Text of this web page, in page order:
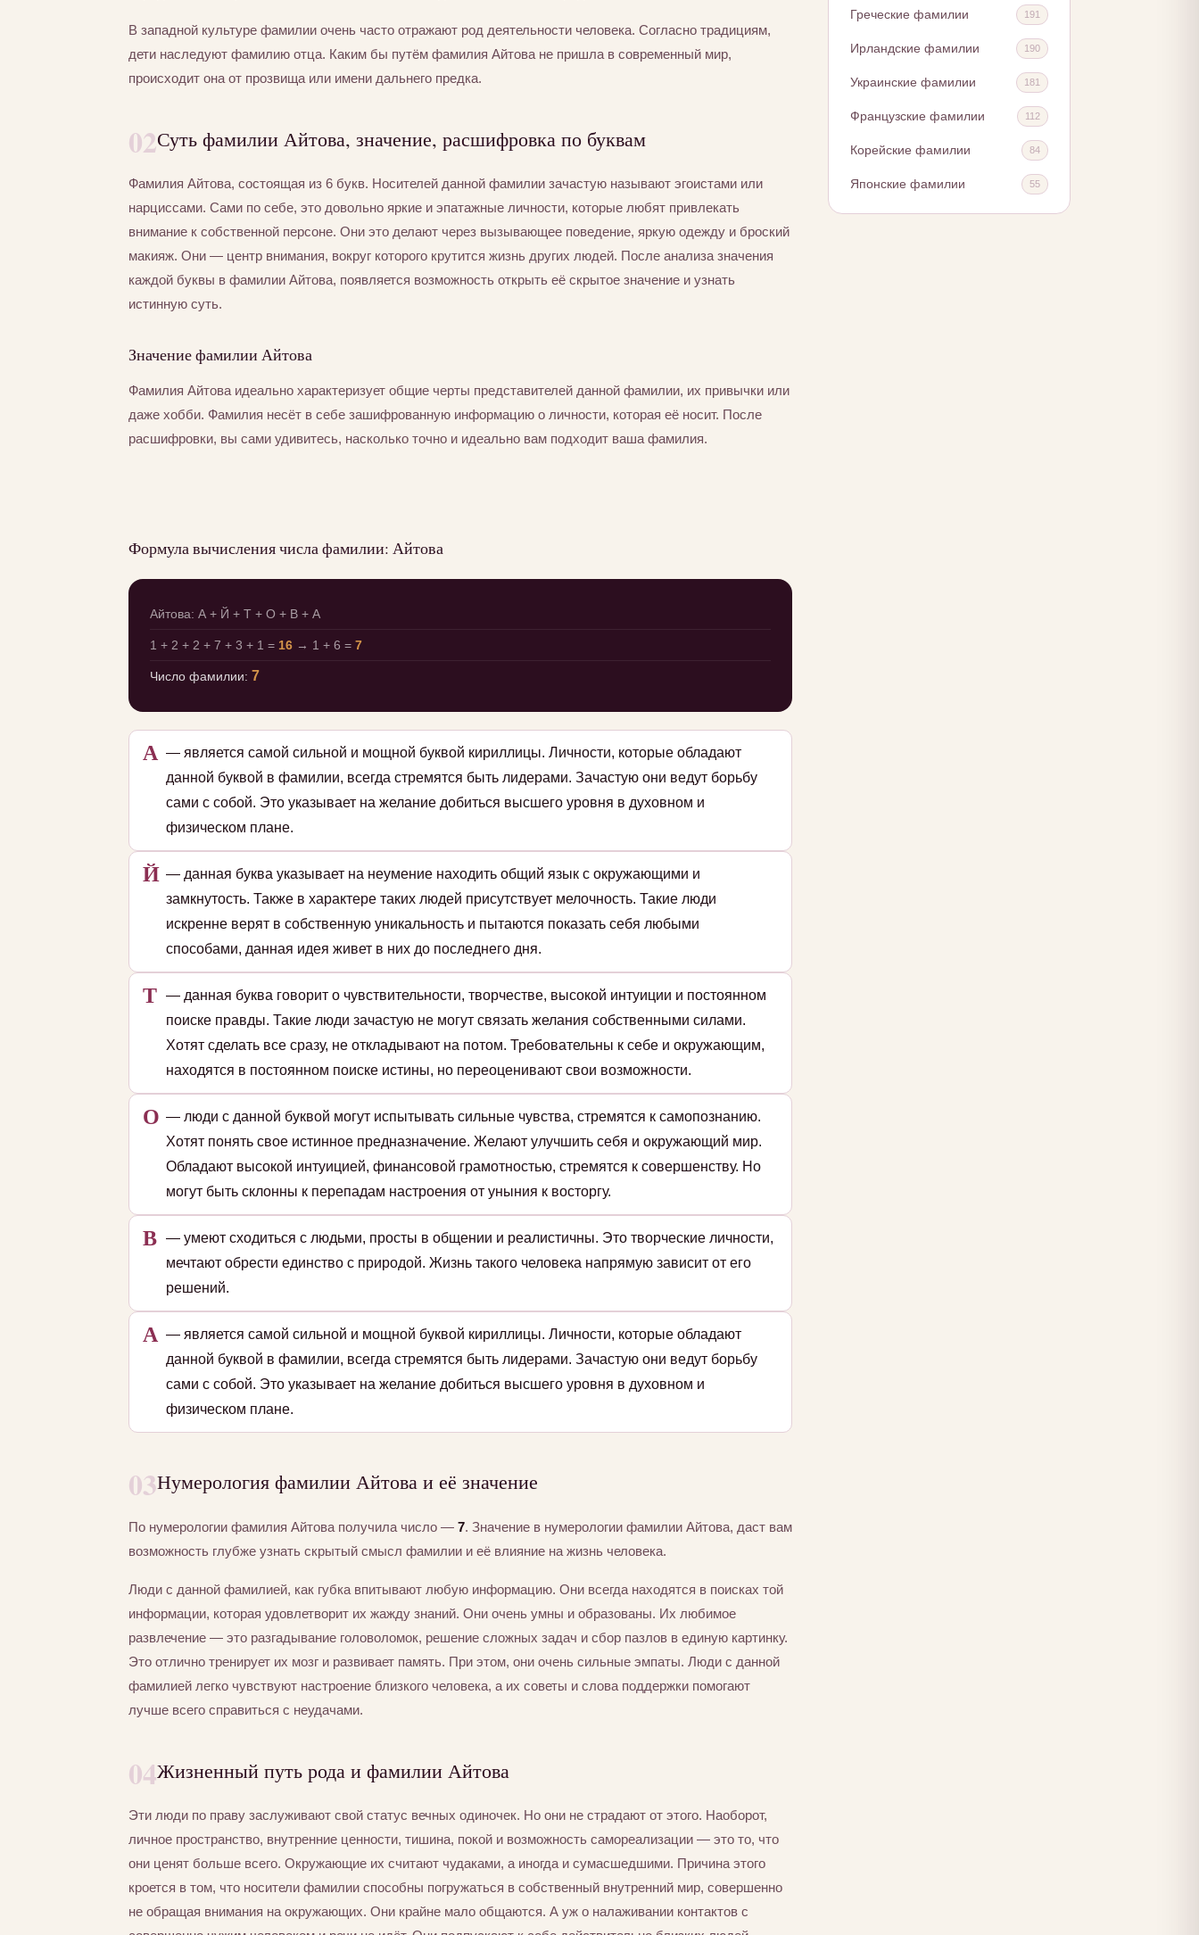
В западной культуре фамилии очень часто отражают род деятельности человека. Согласно традициям,
дети наследуют фамилию отца. Каким бы путём фамилия Айтова не пришла в современный мир,
происходит она от прозвища или имени дальнего предка.
02Суть фамилии Айтова, значение, расшифровка по буквам
Фамилия Айтова, состоящая из 6 букв. Носителей данной фамилии зачастую называют эгоистами или
нарциссами. Сами по себе, это довольно яркие и эпатажные личности, которые любят привлекать
внимание к собственной персоне. Они это делают через вызывающее поведение, яркую одежду и броский
макияж. Они — центр внимания, вокруг которого крутится жизнь других людей. После анализа значения
каждой буквы в фамилии Айтова, появляется возможность открыть её скрытое значение и узнать
истинную суть.
Значение фамилии Айтова
Фамилия Айтова идеально характеризует общие черты представителей данной фамилии, их привычки или
даже хобби. Фамилия несёт в себе зашифрованную информацию о личности, которая её носит. После
расшифровки, вы сами удивитесь, насколько точно и идеально вам подходит ваша фамилия.
Формула вычисления числа фамилии: Айтова
Айтова: А + Й + Т + О + В + А
1 + 2 + 2 + 7 + 3 + 1 = 16 → 1 + 6 = 7
Число фамилии: 7
А — является самой сильной и мощной буквой кириллицы. Личности, которые обладают
данной буквой в фамилии, всегда стремятся быть лидерами. Зачастую они ведут борьбу
сами с собой. Это указывает на желание добиться высшего уровня в духовном и
физическом плане.
Й — данная буква указывает на неумение находить общий язык с окружающими и
замкнутость. Также в характере таких людей присутствует мелочность. Такие люди
искренне верят в собственную уникальность и пытаются показать себя любыми
способами, данная идея живет в них до последнего дня.
Т — данная буква говорит о чувствительности, творчестве, высокой интуиции и постоянном
поиске правды. Такие люди зачастую не могут связать желания собственными силами.
Хотят сделать все сразу, не откладывают на потом. Требовательны к себе и окружающим,
находятся в постоянном поиске истины, но переоценивают свои возможности.
О — люди с данной буквой могут испытывать сильные чувства, стремятся к самопознанию.
Хотят понять свое истинное предназначение. Желают улучшить себя и окружающий мир.
Обладают высокой интуицией, финансовой грамотностью, стремятся к совершенству. Но
могут быть склонны к перепадам настроения от уныния к восторгу.
В — умеют сходиться с людьми, просты в общении и реалистичны. Это творческие личности,
мечтают обрести единство с природой. Жизнь такого человека напрямую зависит от его
решений.
А — является самой сильной и мощной буквой кириллицы. Личности, которые обладают
данной буквой в фамилии, всегда стремятся быть лидерами. Зачастую они ведут борьбу
сами с собой. Это указывает на желание добиться высшего уровня в духовном и
физическом плане.
03Нумерология фамилии Айтова и её значение
По нумерологии фамилия Айтова получила число — 7. Значение в нумерологии фамилии Айтова, даст вам
возможность глубже узнать скрытый смысл фамилии и её влияние на жизнь человека.
Люди с данной фамилией, как губка впитывают любую информацию. Они всегда находятся в поисках той
информации, которая удовлетворит их жажду знаний. Они очень умны и образованы. Их любимое
развлечение — это разгадывание головоломок, решение сложных задач и сбор пазлов в единую картинку.
Это отлично тренирует их мозг и развивает память. При этом, они очень сильные эмпаты. Люди с данной
фамилией легко чувствуют настроение близкого человека, а их советы и слова поддержки помогают
лучше всего справиться с неудачами.
04Жизненный путь рода и фамилии Айтова
Эти люди по праву заслуживают свой статус вечных одиночек. Но они не страдают от этого. Наоборот,
личное пространство, внутренние ценности, тишина, покой и возможность самореализации — это то, что
они ценят больше всего. Окружающие их считают чудаками, а иногда и сумасшедшими. Причина этого
кроется в том, что носители фамилии способны погружаться в собственный внутренний мир, совершенно
не обращая внимания на окружающих. Они крайне мало общаются. А уж о налаживании контактов с
Греческие фамилии 191
Ирландские фамилии 190
Украинские фамилии 181
Французские фамилии 112
Корейские фамилии 84
Японские фамилии 55